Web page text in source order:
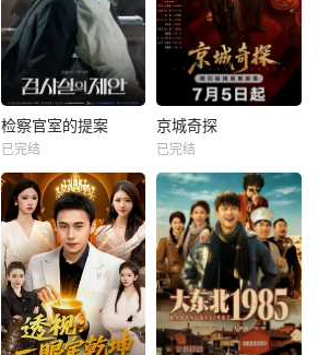
检察官室的提案
已完结
京城奇探
已完结